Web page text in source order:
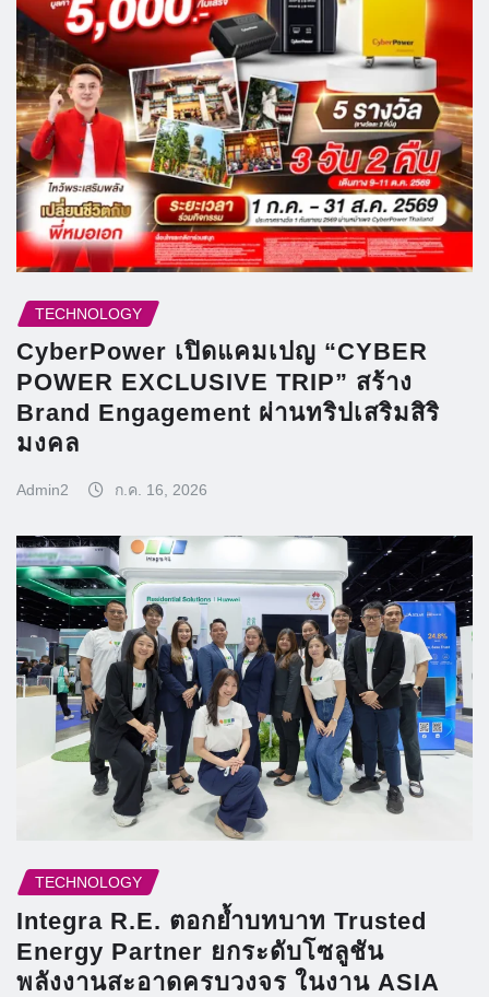
TECHNOLOGY
CyberPower เปิดแคมเปญ “CYBER
POWER EXCLUSIVE TRIP” สร้าง
Brand Engagement ผ่านทริปเสริมสิริ
มงคล
Admin2 ก.ค. 16, 2026
TECHNOLOGY
Integra R.E. ตอกย้ำบทบาท Trusted
Energy Partner ยกระดับโซลูชัน
พลังงานสะอาดครบวงจร ในงาน ASIA